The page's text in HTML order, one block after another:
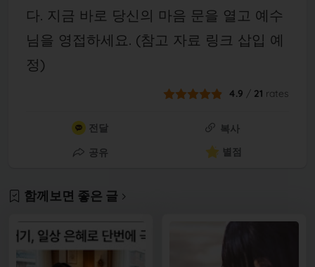
다. 지금 바로 당신의 마음 문을 열고 예수
님을 영접하세요. (참고 자료 링크 삽입 예
정)
4.9 / 21 rates
전달
복사
공유
별점
함께보면 좋은 글